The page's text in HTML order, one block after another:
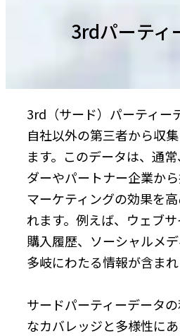
3rdパーティ
3rd（サード）パーティー
自社以外の第三者から収
ます。このデータは、通
ダーやパートナー企業か
マーケティングの効果を
れます。例えば、ウェブ
購入履歴、ソーシャルメデ
多岐にわたる情報が含まれ
サードパーティーデータ
なカバレッジと多様性に